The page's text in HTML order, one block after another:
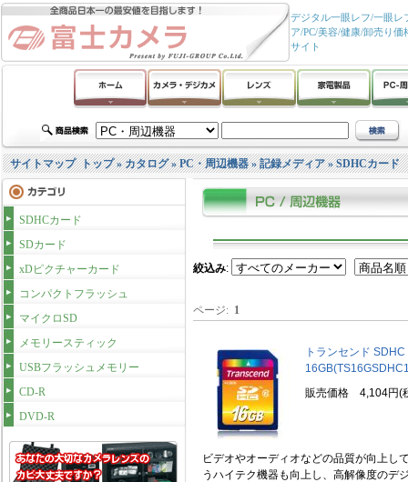
デジタル一眼レフ/一眼レ
ア/PC/美容/健康/卸売り
サイト
サイトマップ トップ»カタログ»PC・周辺機器»記録メディア»SDHCカード
SDHCカード
SDカード
xDピクチャーカード
コンパクトフラッシュ
マイクロSD
メモリースティック
USBフラッシュメモリー
CD-R
DVD-R
絞込み:
ページ: 1
トランセンド
販売価格 4,104円(
ビデオやオーディオなどの品質が向上し
うハイテク機器も向上し、高解像度のデ